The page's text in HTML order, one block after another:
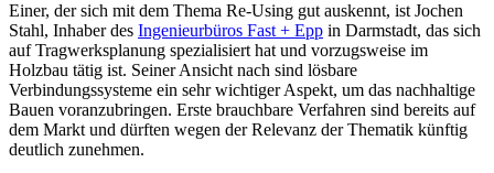
Einer, der sich mit dem Thema Re-Using gut auskennt, ist Jochen
Stahl, Inhaber des Ingenieurbüros Fast + Epp in Darmstadt, das sich
auf Tragwerksplanung spezialisiert hat und vorzugsweise im
Holzbau tätig ist. Seiner Ansicht nach sind lösbare
Verbindungssysteme ein sehr wichtiger Aspekt, um das nachhaltige
Bauen voranzubringen. Erste brauchbare Verfahren sind bereits auf
dem Markt und dürften wegen der Relevanz der Thematik künftig
deutlich zunehmen.